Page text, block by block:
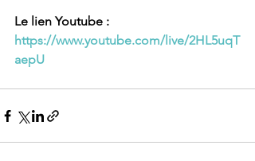
Le lien Youtube :
https://www.youtube.com/live/2HL5uqT
aepU